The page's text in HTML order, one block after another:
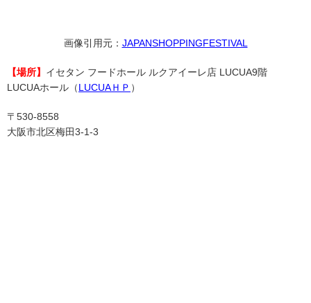
画像引用元： JAPANSHOPPINGFESTIVAL
【場所】 イセタン フードホール ルクアイーレ店 LUCUA9階
LUCUAホール（LUCUAＨＰ ）
〒530-8558
大阪市北区梅田3-1-3